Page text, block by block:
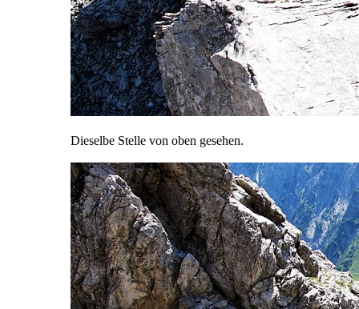
Dieselbe Stelle von oben gesehen.